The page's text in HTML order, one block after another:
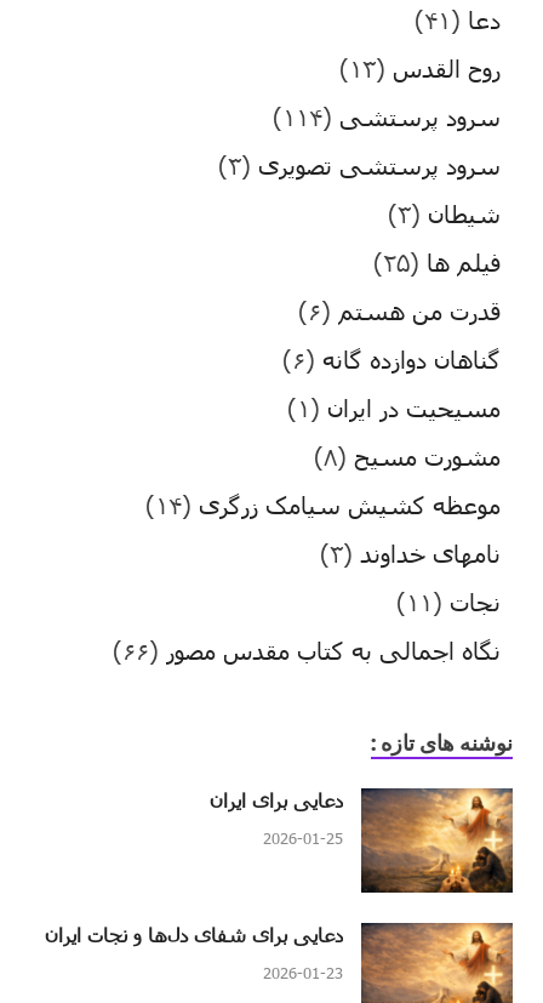
دعا (۴۱)
روح القدس (۱۳)
سرود پرستشی (۱۱۴)
سرود پرستشی تصویری (۳)
شیطان (۳)
فیلم ها (۲۵)
قدرت من هستم (۶)
گناهان دوازده گانه (۶)
مسیحیت در ایران (۱)
مشورت مسیح (۸)
موعظه کشیش سیامک زرگری (۱۴)
نامهای خداوند (۳)
نجات (۱۱)
نگاه اجمالی به کتاب مقدس مصور (۶۶)
نوشنه های تازه :
دعایی برای ایران
2026-01-25
دعایی برای شفای دل‌ها و نجات ایران
2026-01-23